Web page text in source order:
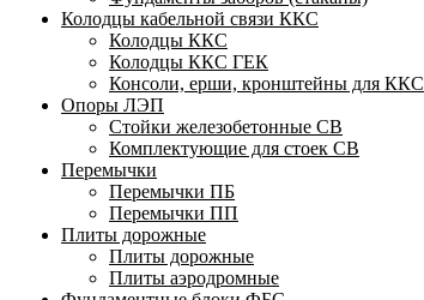
Колодцы кабельной связи ККС
Колодцы ККС
Колодцы ККС ГЕК
Консоли, ерши, кронштейны для ККС
Опоры ЛЭП
Стойки железобетонные СВ
Комплектующие для стоек СВ
Перемычки
Перемычки ПБ
Перемычки ПП
Плиты дорожные
Плиты дорожные
Плиты аэродромные